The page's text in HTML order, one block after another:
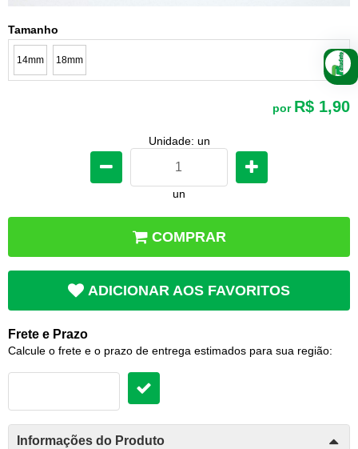
Tamanho
14mm 18mm
por R$ 1,90
Unidade: un
un
COMPRAR
ADICIONAR AOS FAVORITOS
Frete e Prazo
Calcule o frete e o prazo de entrega estimados para sua região:
Informações do Produto